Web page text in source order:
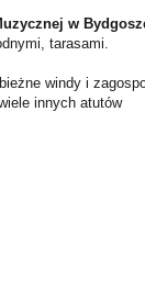
w
tarasami.
windy i
innych atutów